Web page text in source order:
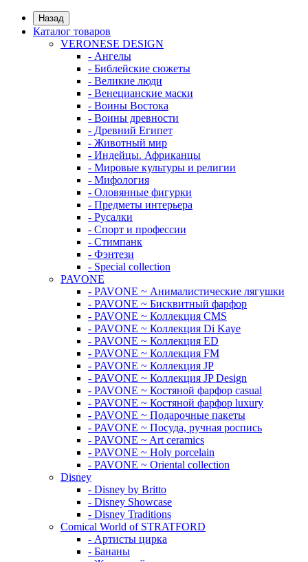
Назад
Каталог товаров
VERONESE DESIGN
- Ангелы
- Библейские сюжеты
- Великие люди
- Венецианские маски
- Воины Востока
- Воины древности
- Древний Египет
- Животный мир
- Индейцы. Африканцы
- Мировые культуры и религии
- Мифология
- Оловянные фигурки
- Предметы интерьера
- Русалки
- Спорт и профессии
- Стимпанк
- Фэнтези
- Special collection
PAVONE
- PAVONE ~ Анималистические лягушки
- PAVONE ~ Бисквитный фарфор
- PAVONE ~ Коллекция CMS
- PAVONE ~ Коллекция Di Kaye
- PAVONE ~ Коллекция ED
- PAVONE ~ Коллекция FM
- PAVONE ~ Коллекция JP
- PAVONE ~ Коллекция JP Design
- PAVONE ~ Костяной фарфор casual
- PAVONE ~ Костяной фарфор luxury
- PAVONE ~ Подарочные пакеты
- PAVONE ~ Посуда, ручная роспись
- PAVONE ~ Art ceramics
- PAVONE ~ Holy porcelain
- PAVONE ~ Oriental collection
Disney
- Disney by Britto
- Disney Showcase
- Disney Traditions
Comical World of STRATFORD
- Артисты цирка
- Бананы